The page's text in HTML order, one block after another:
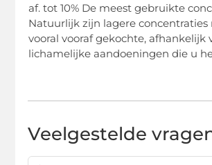
af. tot 10% De meest gebruikte
Natuurlijk zijn lagere concentraties
vooral vooraf gekochte, afhankelijk
lichamelijke aandoeningen die u
Veelgestelde